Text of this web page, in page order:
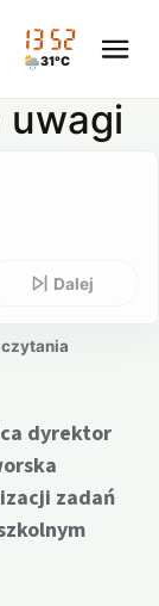
13:52
31°C
uwagi
Dalej
czytania
dyrektor
zadań